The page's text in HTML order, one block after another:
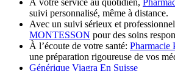
suivi personnalisé, même à distance.
Avec un suivi sérieux et
MONTESSON pour des soins
À l’écoute de votre santé: Pharmacie
une préparation rigoureuse de vos
Générique Viagra En Suisse